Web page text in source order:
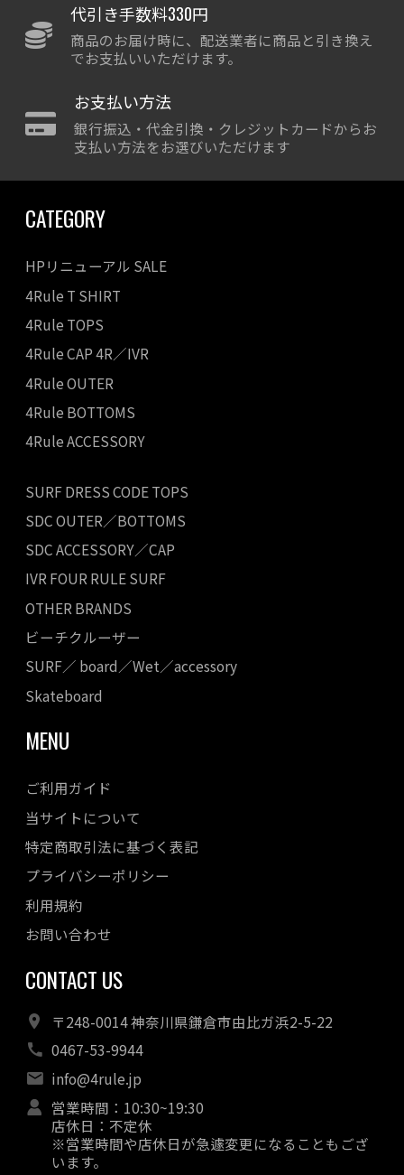
代引き手数料330円
商品のお届け時に、配送業者に商品と引き換え
でお支払いいただけます。
お支払い方法
銀行振込・代金引換・クレジットカードからお
支払い方法をお選びいただけます
CATEGORY
HPリニューアル SALE
4Rule T SHIRT
4Rule TOPS
4Rule CAP 4R／IVR
4Rule OUTER
4Rule BOTTOMS
4Rule ACCESSORY
SURF DRESS CODE TOPS
SDC OUTER／BOTTOMS
SDC ACCESSORY／CAP
IVR FOUR RULE SURF
OTHER BRANDS
ビーチクルーザー
SURF／ board／Wet／accessory
Skateboard
MENU
ご利用ガイド
当サイトについて
特定商取引法に基づく表記
プライバシーポリシー
利用規約
お問い合わせ
CONTACT US
〒248-0014 神奈川県鎌倉市由比ガ浜2-5-22
0467-53-9944
info@4rule.jp
営業時間：10:30~19:30
店休日：不定休
※営業時間や店休日が急遽変更になることもござ
います。